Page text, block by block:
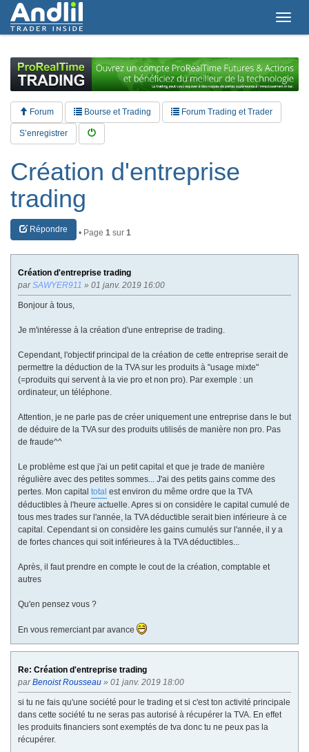
T
g
l
e
n
Forum Bourse et Trading Forum Trading et Trader
S’enregistrer
Création d'entreprise
trading
Répondre • Page 1 sur 1
Création d'entreprise trading
parSAWYER911 » 01 janv. 2019 16:00
Bonjour à tous,
Je m'intéresse à la création d'une entreprise de trading.
Cependant, l'objectif principal de la création de cette entreprise serait de
permettre la déduction de la TVA sur les produits à "usage mixte"
(=produits qui servent à la vie pro et non pro). Par exemple : un
ordinateur, un téléphone.
Attention, je ne parle pas de créer uniquement une entreprise dans le but
de déduire de la TVA sur des produits utilisés de manière non pro. Pas
de fraude^^
Le problème est que j'ai un petit capital et que je trade de manière
régulière avec des petites sommes... J'ai des petits gains comme des
pertes. Mon capital total est environ du même ordre que la TVA
déductibles à l'heure actuelle. Apres si on considère le capital cumulé de
tous mes trades sur l'année, la TVA déductible serait bien inférieure à ce
capital. Cependant si on considère les gains cumulés sur l'année, il y a
de fortes chances qui soit inférieures à la TVA déductibles...
Après, il faut prendre en compte le cout de la création, comptable et
autres
Qu'en pensez vous ?
En vous remerciant par avance
Re: Création d'entreprise trading
parBenoist Rousseau » 01 janv. 2019 18:00
si tu ne fais qu'une société pour le trading et si c'est ton activité principale
dans cette société tu ne seras pas autorisé à récupérer la TVA. En effet
les produits financiers sont exemptés de tva donc tu ne peux pas la
récupérer.